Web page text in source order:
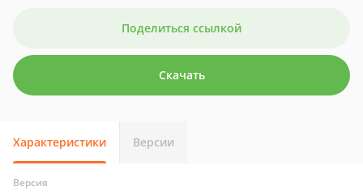
Поделиться ссылкой
Скачать
Характеристики Версии
Версия